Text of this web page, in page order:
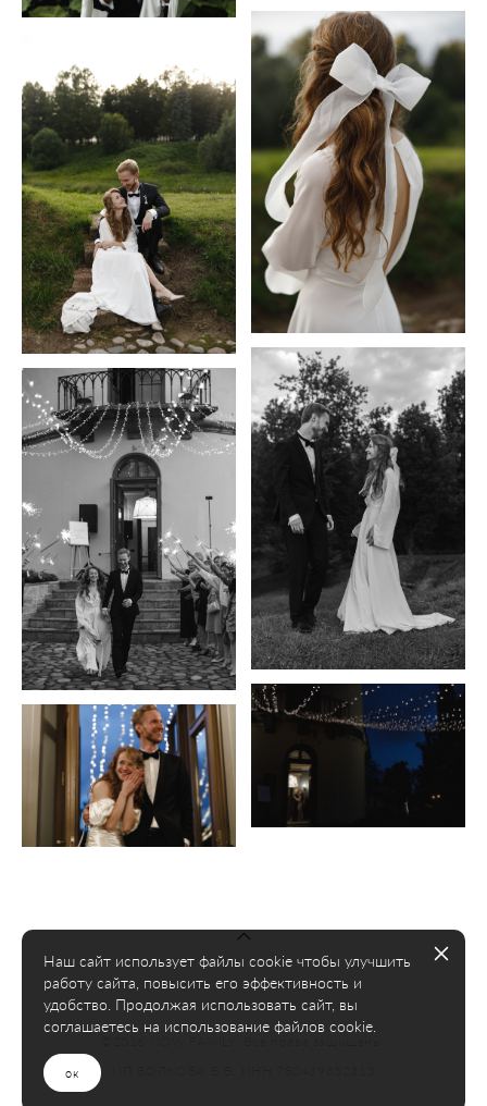
Наш сайт использует файлы cookie чтобы улучшить
работу сайта, повысить его эффективность и
удобство. Продолжая использовать сайт, вы
соглашаетесь на использование файлов cookie.
ок